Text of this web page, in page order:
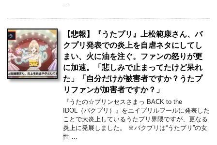
…
【悲報】『うたプリ』上松範康さん、バ
クプリ発表での炎上を自虐ネタにしてし
まい、火に油を注ぐ。ファンの怒りが更
に加速。「悲しみで止まってたけど呆れ
た」「自分だけが被害者ですか？うたプ
リファンが加害者ですか？」
『うたの☆プリンセスさまっ BACK to the
IDOL（バクプリ）』をエイプリルフールに発表した
ことで大炎上しているうたプリ界隈ですが、更なる
炎上に発展しました。 ※バクプリは“うたプリ”の女
性 …